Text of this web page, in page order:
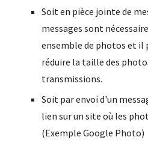
Soit en pièce jointe de
messages sont
ensemble de photos et il
réduire la taille des
transmissions.
Soit par envoi d'un
lien sur un site où les
(Exemple Google Photo)